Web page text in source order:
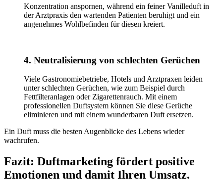
Konzentration anspornen, während ein feiner Vanilleduft in
der Arztpraxis den wartenden Patienten beruhigt und ein
angenehmes Wohlbefinden für diesen kreiert.
4. Neutralisierung von schlechten Gerüchen
Viele Gastronomiebetriebe, Hotels und Arztpraxen leiden
unter schlechten Gerüchen, wie zum Beispiel durch
Fettfilteranlagen oder Zigarettenrauch. Mit einem
professionellen Duftsystem können Sie diese Gerüche
eliminieren und mit einem wunderbaren Duft ersetzen.
Ein Duft muss die besten Augenblicke des Lebens wieder
wachrufen.
Fazit: Duftmarketing fördert positive
Emotionen und damit Ihren Umsatz.